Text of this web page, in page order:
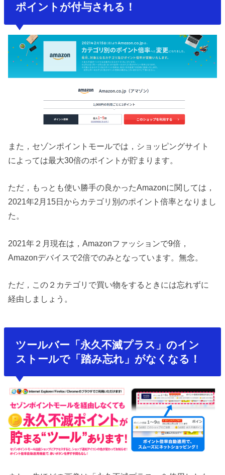
ポイントが付与される！
また，セゾンポイントモールでは，ショッピングサイト
によっては最大30倍のポイントが貯まります。
ただ，もっとも使い勝手の良かったAmazonに関しては，
2021年2月15日からカテゴリ別のポイント倍率となりまし
た。
2021年２月現在は，Amazonファッションで9倍，
Amazonデバイスで2倍でのみとなっています。無念。
ただ，この２カテゴリで買い物をするときには忘れずに
経由しましょう。
ツールバー「永久不滅プラス」のイン
ストールで「踏み忘れ」がなくなる！